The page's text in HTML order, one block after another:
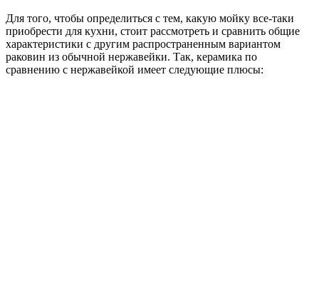
Для того, чтобы определиться с тем, какую мойку все-таки
приобрести для кухни, стоит рассмотреть и сравнить общие
характеристики с другим распространенным вариантом
раковин из обычной нержавейки. Так, керамика по
сравнению с нержавейкой имеет следующие плюсы: